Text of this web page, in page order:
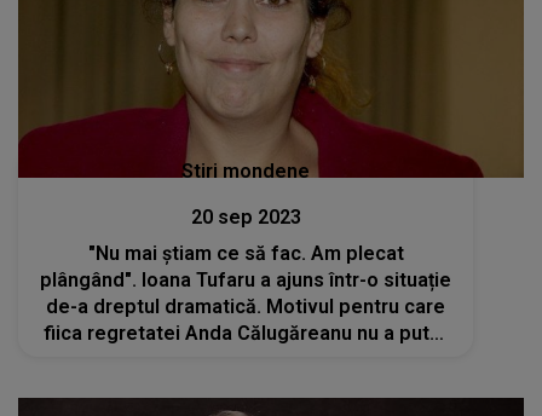
Stiri mondene
20 sep 2023
"Nu mai știam ce să fac. Am plecat
plângând". Ioana Tufaru a ajuns într-o situație
de-a dreptul dramatică. Motivul pentru care
fiica regretatei Anda Călugăreanu nu a putut